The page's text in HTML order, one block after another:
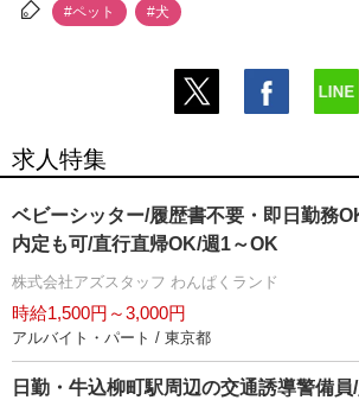
#ペット #犬
求人特集
ベビーシッター/履歴書不要・即日勤務
内定も可/直行直帰OK/週1～OK
株式会社アズスタッフ わんぱくランド
時給1,500円～3,000円
アルバイト・パート / 東京都
日勤・牛込柳町駅周辺の交通誘導警備員